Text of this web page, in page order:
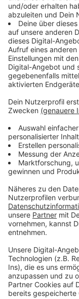
Leverkusen
Gewerkschafts-
Stadtrat dazu
nachzudenken.
bei der
wollen sich
einsetzen.
Anzeige
Weitere
Anzeige
Leverkusener
wächst
Entwarnung:
Gymnasium
Sperrungen
Anzeige